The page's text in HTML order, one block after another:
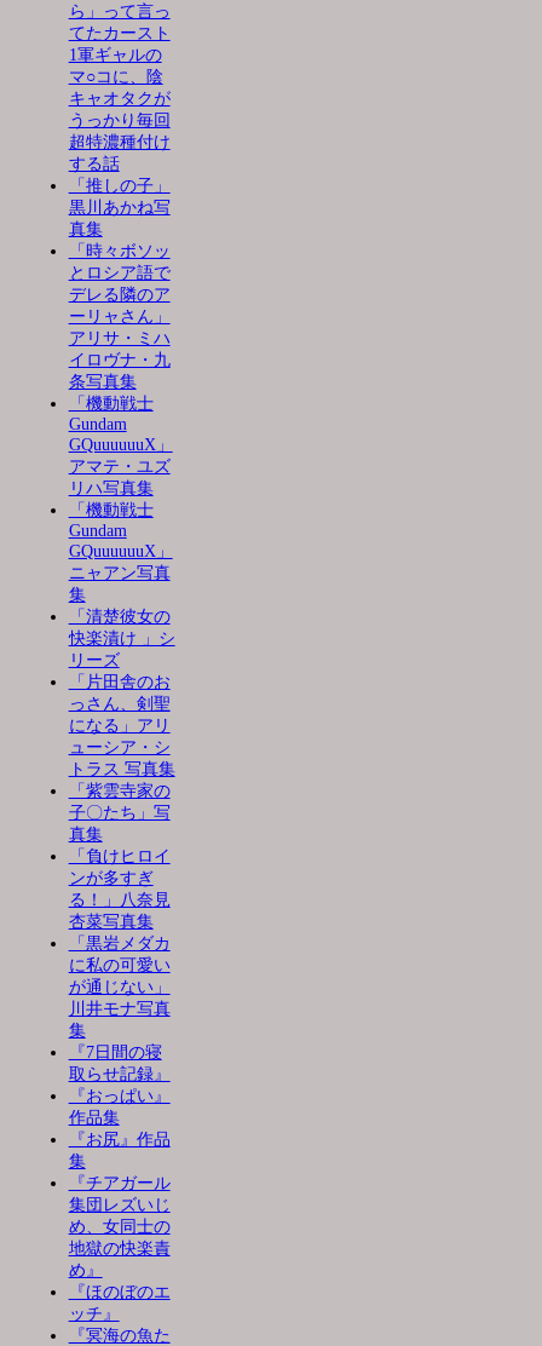
ら」って言っ
てたカースト
1軍ギャルの
マ○コに、陰
キャオタクが
うっかり毎回
超特濃種付け
する話
「推しの子」
黒川あかね写
真集
「時々ボソッ
とロシア語で
デレる隣のア
ーリャさん」
アリサ・ミハ
イロヴナ・九
条写真集
「機動戦士
Gundam
GQuuuuuuX」
アマテ・ユズ
リハ写真集
「機動戦士
Gundam
GQuuuuuuX」
ニャアン写真
集
「清楚彼女の
快楽漬け 」シ
リーズ
「片田舎のお
っさん、剣聖
になる」アリ
ューシア・シ
トラス 写真集
「紫雲寺家の
子〇たち」写
真集
「負けヒロイ
ンが多すぎ
る！」八奈見
杏菜写真集
「黒岩メダカ
に私の可愛い
が通じない」
川井モナ写真
集
『7日間の寝
取らせ記録』
『おっぱい』
作品集
『お尻』作品
集
『チアガール
集団レズいじ
め、女同士の
地獄の快楽責
め』
『ほのぼのエ
ッチ』
『冥海の魚た